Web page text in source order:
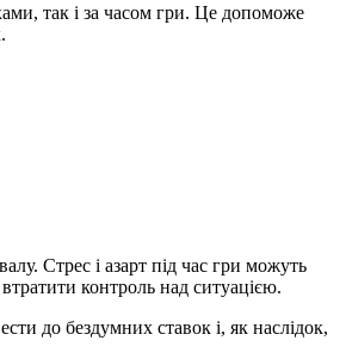
так і за часом гри. Це допоможе
Стрес і азарт під час гри можуть
контроль над ситуацією.
до бездумних ставок і, як наслідок,